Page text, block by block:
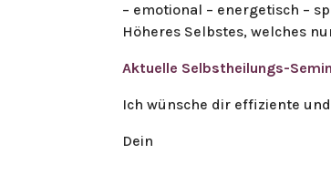
– emotional – energetisch –
Höheres Selbstes, welches
Aktuelle Selbstheilungs-
Ich wünsche dir effiziente
Dein